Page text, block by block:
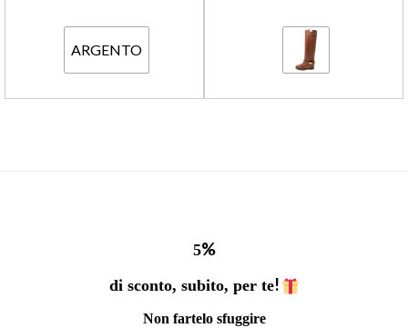
ARGENTO
5%
di sconto, subito, per te!
Non fartelo sfuggire